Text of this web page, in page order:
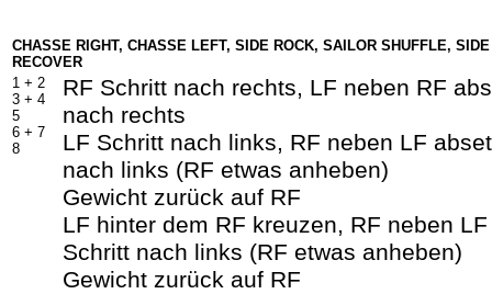
CHASSE RIGHT, CHASSE LEFT, SIDE ROCK, SAILOR SHUFFLE,
RECOVER
1 + 2
3 + 4
5
6 + 7
8
RF Schritt nach rechts, LF neben RF
nach rechts
LF Schritt nach links, RF neben LF
nach links (RF etwas anheben)
Gewicht zurück auf RF
LF hinter dem RF kreuzen, RF neben
Schritt nach links (RF etwas anheben)
Gewicht zurück auf RF